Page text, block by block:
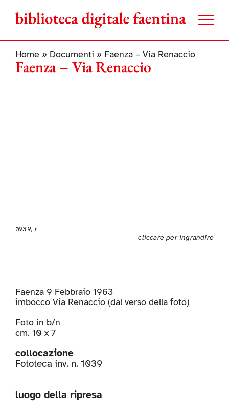
contenuto
Home» Documenti » Faenza – Via Renaccio
Faenza – Via Renaccio
1039, r
cliccare per ingrandire
Faenza 9 Febbraio 1963
imbocco Via Renaccio (dal verso della foto)
Foto in b/n
cm. 10 x 7
collocazione
Fototeca inv. n. 1039
luogo della ripresa